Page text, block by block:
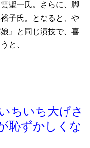
聖一氏。さらに、脚
子氏。となると、や
』と同じ演技で、喜
と、
ちいち大げさ
恥ずかしくな